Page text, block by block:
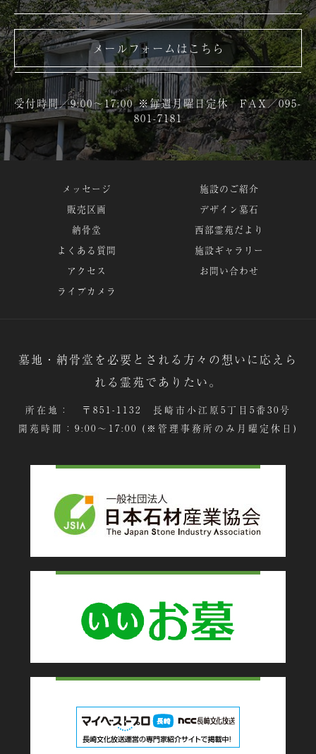
メールフォームはこちら
受付時間／9:00～17:00 ※毎週月曜日定休 FAX／095-
801-7181
メッセージ
施設のご紹介
販売区画
デザイン墓石
納骨堂
西部霊苑だより
よくある質問
施設ギャラリー
アクセス
お問い合わせ
ライブカメラ
墓地・納骨堂を必要とされる方々の想いに応えら
れる霊苑でありたい。
所在地： 〒851-1132 長崎市小江原5丁目5番30号
開苑時間：9:00～17:00 (※管理事務所のみ月曜定休日)